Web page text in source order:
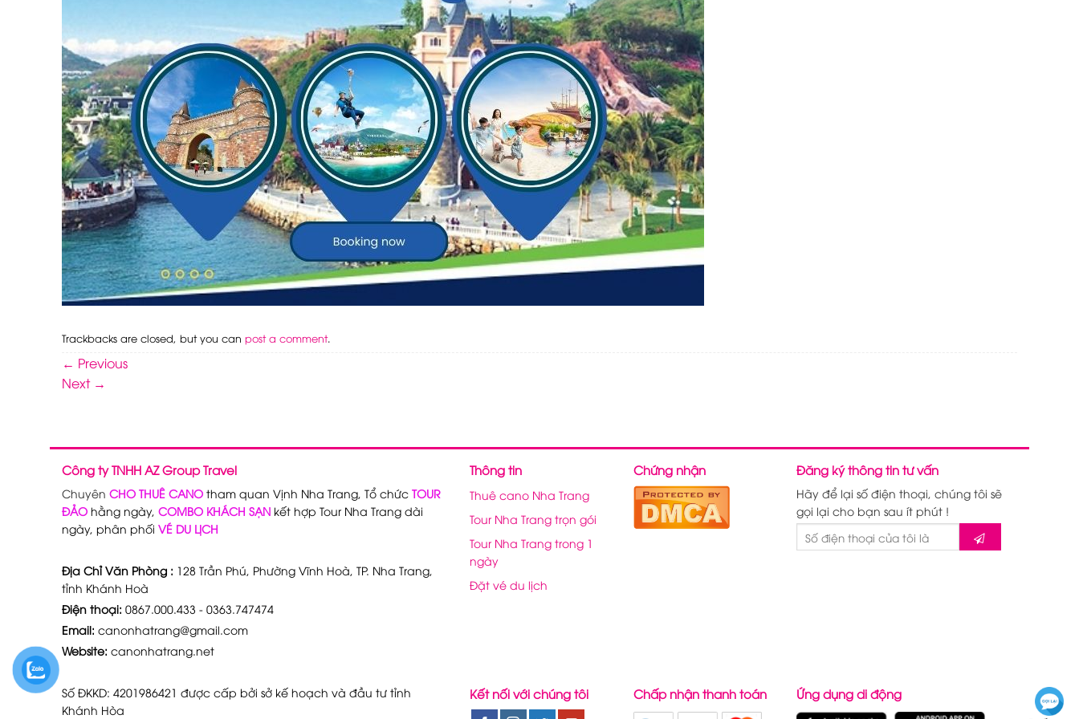
Trackbacks are closed, but you can post a comment.
← Previous
Next →
Công ty TNHH AZ Group Travel
Chuyên CHO THUÊ CANO tham quan Vịnh Nha Trang, Tổ chức TOUR
ĐẢO hằng ngày, COMBO KHÁCH SẠN kết hợp Tour Nha Trang dài
ngày, phân phối VÉ DU LỊCH
Địa Chỉ Văn Phòng : 128 Trần Phú, Phường Vĩnh Hoà, TP. Nha Trang,
tỉnh Khánh Hoà
Điện thoại: 0867.000.433 - 0363.747474
Email: canonhatrang@gmail.com
Website: canonhatrang.net
Thông tin
Thuê cano Nha Trang
Tour Nha Trang trọn gói
Tour Nha Trang trong 1
ngày
Đặt vé du lịch
Chứng nhận Đăng ký thông tin tư vấn
Hãy để lại số điện thoại, chúng tôi sẽ
gọi lại cho bạn sau ít phút !
Số ĐKKD: 4201986421 được cấp bởi sở kế hoạch và đầu tư tỉnh
Khánh Hòa
Kết nối với chúng tôi Chấp nhận thanh toán Ứng dụng di động